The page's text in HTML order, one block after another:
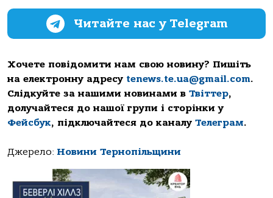
Читайте нас у Telegram
Хочете повідомити нам свою новину? Пишіть
на електронну адресу tenews.te.ua@gmail.com.
Слідкуйте за нашими новинами в Твіттер,
долучайтеся до нашої групи і сторінки у
Фейсбук, підключайтеся до каналу Телеграм.
Джерело: Новини Тернопільщини